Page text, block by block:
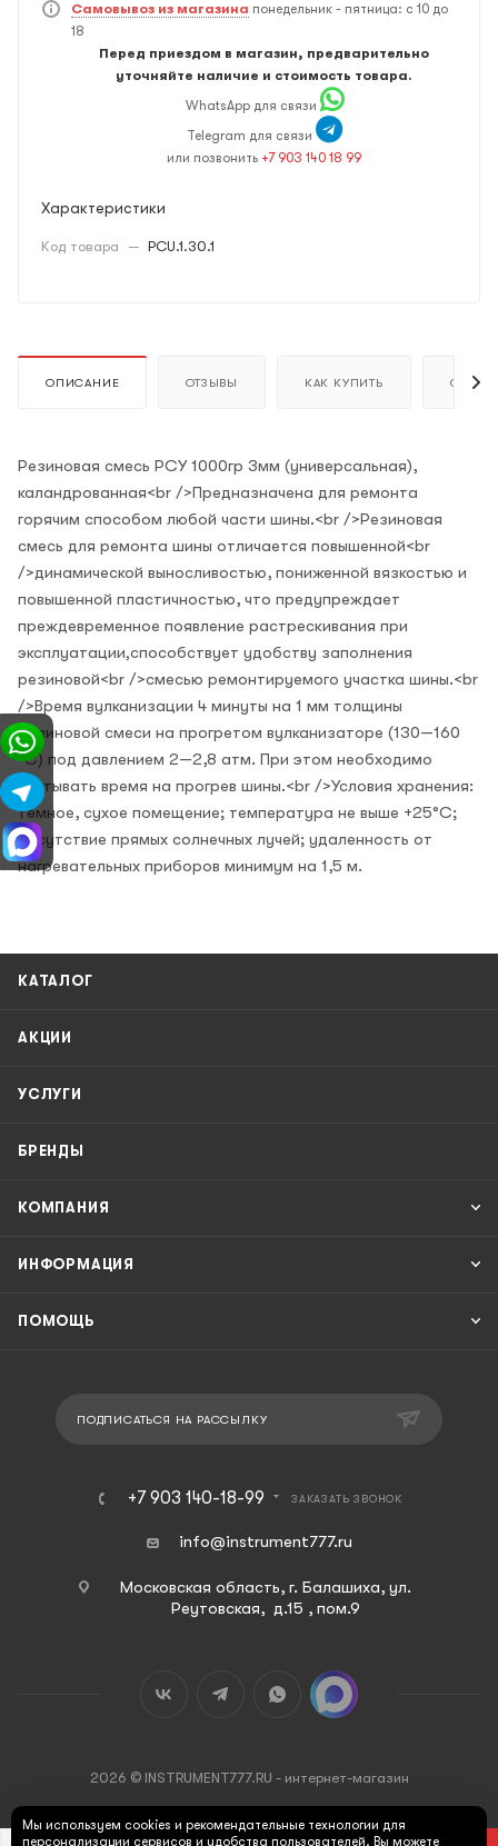
Самовывоз из магазина понедельник - пятница: с 10 до
18
Перед приездом в магазин, предварительно
уточняйте наличие и стоимость товара.
WhatsApp для связи
Telegram для связи
или позвонить +7 903 140 18 99
Характеристики
Код товара — PCU.1.30.1
ОПИСАНИЕ ОТЗЫВЫ КАК КУПИТЬ ОПЛАТА
Резиновая смесь РСУ 1000гр 3мм (универсальная),
каландрованная<br />Предназначена для ремонта
горячим способом любой части шины.<br />Резиновая
смесь для ремонта шины отличается повышенной<br
/>динамической выносливостью, пониженной вязкостью и
повышенной пластичностью, что предупреждает
преждевременное появление растрескивания при
эксплуатации‚способствует удобству заполнения
резиновой<br />смесью ремонтируемого участка шины.<br
/>Время вулканизации 4 минуты на 1 мм толщины
резиновой смеси на прогретом вулканизаторе (130—160
°С) под давлением 2—2,8 атм. При этом необходимо
учитывать время на прогрев шины.<br />Условия хранения:
темное, сухое помещение; температура не выше +25°С;
отсутствие прямых солнечных лучей; удаленность от
нагревательных приборов минимум на 1,5 м.
КАТАЛОГ
АКЦИИ
УСЛУГИ
БРЕНДЫ
КОМПАНИЯ
ИНФОРМАЦИЯ
ПОМОЩЬ
ПОДПИСАТЬСЯ НА РАССЫЛКУ
+7 903 140-18-99 ЗАКАЗАТЬ ЗВОНОК
info@instrument777.ru
Московская область, г. Балашиха, ул.
Реутовская, д.15 , пом.9
2026 © INSTRUMENT777.RU - интернет-магазин
Мы используем cookies и рекомендательные технологии для
персонализации сервисов и удобства пользователей. Вы можете